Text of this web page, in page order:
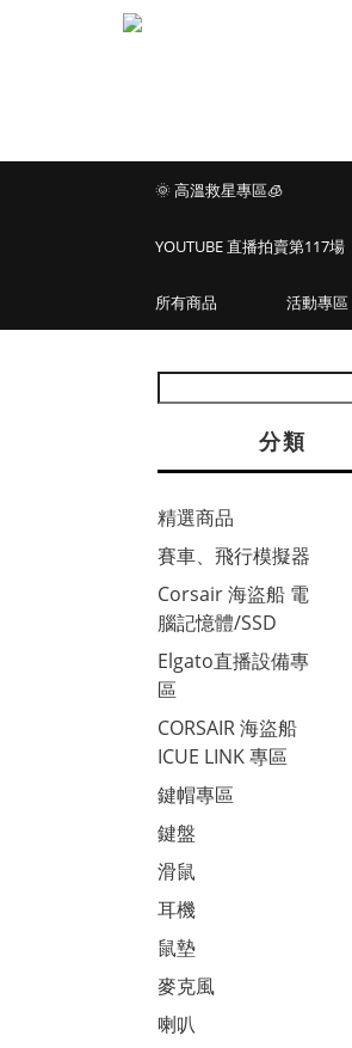
🌞 高溫救星專區🧊
YOUTUBE 直播拍賣第117場
所有商品 活動專區
分類
精選商品
賽車、飛行模擬器
Corsair 海盜船 電
腦記憶體/SSD
Elgato直播設備專
區
CORSAIR 海盜船
ICUE LINK 專區
鍵帽專區
鍵盤
滑鼠
耳機
鼠墊
麥克風
喇叭